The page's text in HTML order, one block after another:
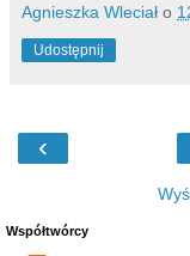
Agnieszka Wleciał o
Udostępnij
‹
Współtwórcy